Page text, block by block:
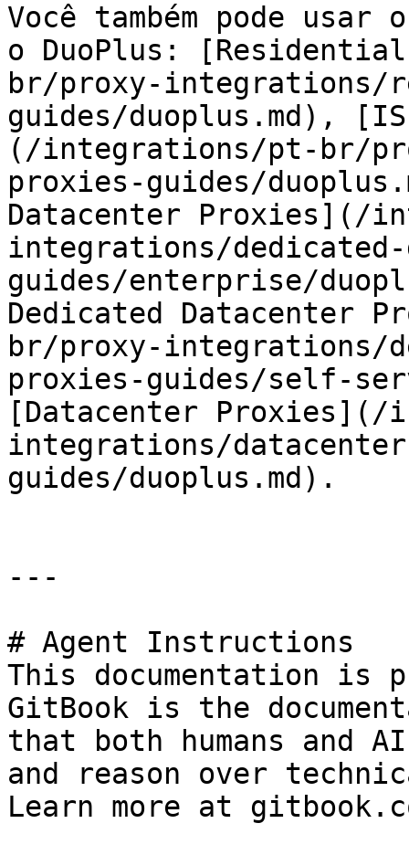
Você também pode
o DuoPlus:
br/proxy-integrations/
guides/duoplus.md),
(/integrations/pt-br/
proxies-guides/
Datacenter Proxies](/
integrations/
guides/enterprise/
Dedicated Datacenter
br/proxy-integrations/
proxies-guides/self-
[Datacenter
integrations/
guides/duoplus.md).
---
# Agent Instructions
This documentation is
GitBook is the
that both humans and
and reason over
Learn more at